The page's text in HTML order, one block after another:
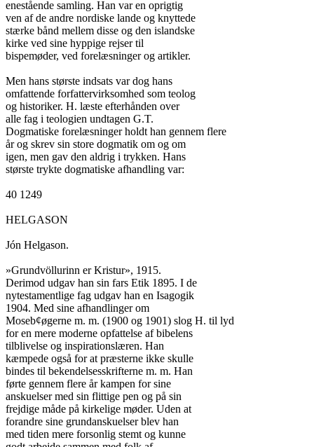
enestående samling. Han var en oprigtig
ven af de andre nordiske lande og knyttede
stærke bånd mellem disse og den islandske
kirke ved sine hyppige rejser til
bispemøder, ved forelæsninger og artikler.
Men hans største indsats var dog hans
omfattende forfattervirksomhed som teolog
og historiker. H. læste efterhånden over
alle fag i teologien undtagen G.T.
Dogmatiske forelæsninger holdt han gennem flere
år og skrev sin store dogmatik om og om
igen, men gav den aldrig i trykken. Hans
største trykte dogmatiske afhandling var:
40 1249
HELGASON
Jón Helgason.
»Grundvöllurinn er Kristur», 1915.
Derimod udgav han sin fars Etik 1895. I de
nytestamentlige fag udgav han en Isagogik
1904. Med sine afhandlinger om
Moseb¢øgerne m. m. (1900 og 1901) slog H. til lyd
for en mere moderne opfattelse af bibelens
tilblivelse og inspirationslæren. Han
kæmpede også for at præsterne ikke skulle
bindes til bekendelsesskrifterne m. m. Han
førte gennem flere år kampen for sine
anskuelser med sin flittige pen og på sin
frejdige måde på kirkelige møder. Uden at
forandre sine grundanskuelser blev han
med tiden mere forsonlig stemt og kunne